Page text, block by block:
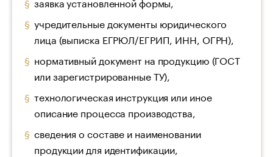
учредительные документы юридического
лица (выписка ЕГРЮЛ/ЕГРИП, ИНН, ОГРН),
нормативный документ на продукцию (ГОСТ
или зарегистрированные ТУ),
технологическая инструкция или иное
описание процесса производства,
сведения о составе и наименовании
продукции для идентификации,